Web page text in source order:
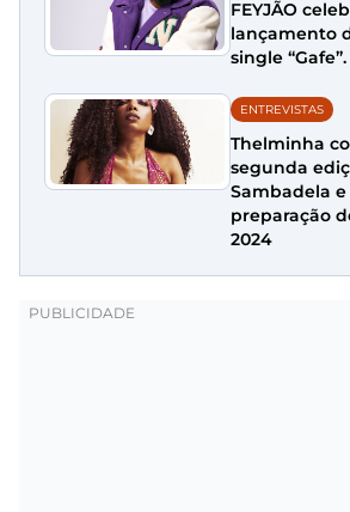
FEYJÃO
lançamento
single “Gafe”.
ENTREVISTAS
Thelminha
segunda
Sambadela
preparação
2024